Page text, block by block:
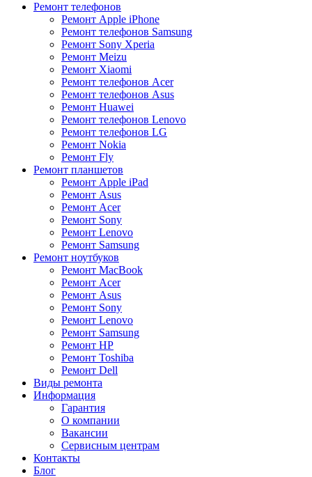
Ремонт телефонов
Ремонт Apple iPhone
Ремонт телефонов Samsung
Ремонт Sony Xperia
Ремонт Meizu
Ремонт Xiaomi
Ремонт телефонов Acer
Ремонт телефонов Asus
Ремонт Huawei
Ремонт телефонов Lenovo
Ремонт телефонов LG
Ремонт Nokia
Ремонт Fly
Ремонт планшетов
Ремонт Apple iPad
Ремонт Asus
Ремонт Acer
Ремонт Sony
Ремонт Lenovo
Ремонт Samsung
Ремонт ноутбуков
Ремонт MacBook
Ремонт Acer
Ремонт Asus
Ремонт Sony
Ремонт Lenovo
Ремонт Samsung
Ремонт HP
Ремонт Toshiba
Ремонт Dell
Виды ремонта
Информация
Гарантия
О компании
Вакансии
Сервисным центрам
Контакты
Блог